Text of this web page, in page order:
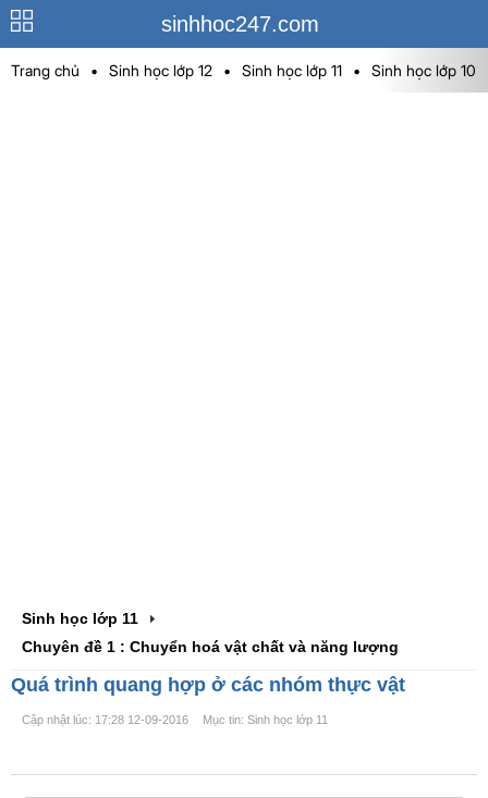
sinhhoc247.com
Trang chủ • Sinh học lớp 12 • Sinh học lớp 11 • Sinh học lớp 10
Sinh học lớp 11
Chuyên đề 1 : Chuyển hoá vật chất và năng lượng
Quá trình quang hợp ở các nhóm thực vật
Cập nhật lúc: 17:28 12-09-2016 Mục tin: Sinh học lớp 11